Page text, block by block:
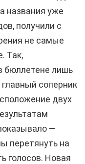
названия уже
получили с
не самые
Так,
бюллетене лишь
соперник
двух
—
перетянуть на
голосов. Новая